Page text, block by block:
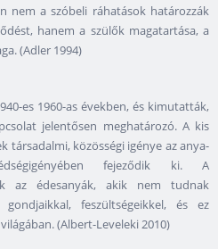
nem a szóbeli ráhatások határozzák
hanem a szülők magatartása, a
(Adler 1994)
es 1960-as években, és kimutatták,
jelentősen meghatározó. A kis
társadalmi, közösségi igénye az anya-
fejeződik ki. A
az édesanyák, akik nem tudnak
feszültségeikkel, és ez
(Albert-Leveleki 2010)